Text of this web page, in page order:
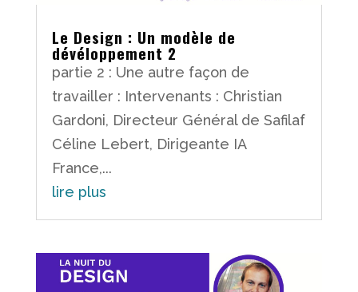
Le Design : Un modèle de
dévéloppement 2
partie 2 : Une autre façon de
travailler : Intervenants : Christian
Gardoni, Directeur Général de Safilaf
Céline Lebert, Dirigeante IA
France,...
lire plus